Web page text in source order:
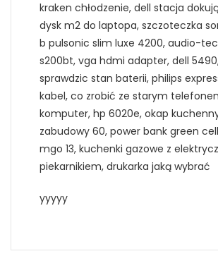
kraken chłodzenie, dell stacja
dysk m2 do laptopa, szczoteczka
b pulsonic slim luxe 4200, audio-
s200bt, vga hdmi adapter, dell
sprawdzic stan baterii, philips
kabel, co zrobić ze starym
komputer, hp 6020e, okap
zabudowy 60, power bank green
mgo 13, kuchenki gazowe z
piekarnikiem, drukarka jaką wybrać
yyyyy